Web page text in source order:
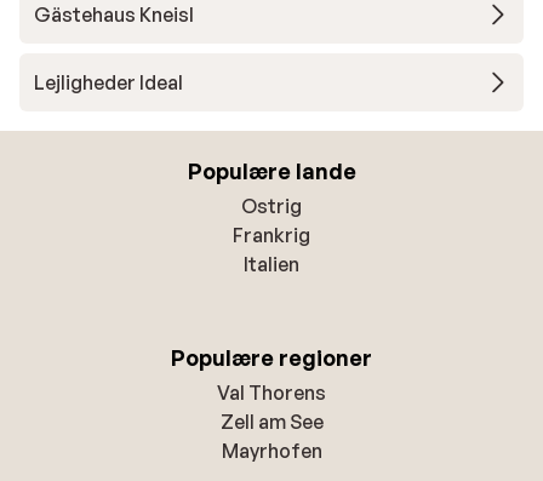
Gästehaus Kneisl
Lejligheder Ideal
Populære lande
Ostrig
Frankrig
Italien
Populære regioner
Val Thorens
Zell am See
Mayrhofen